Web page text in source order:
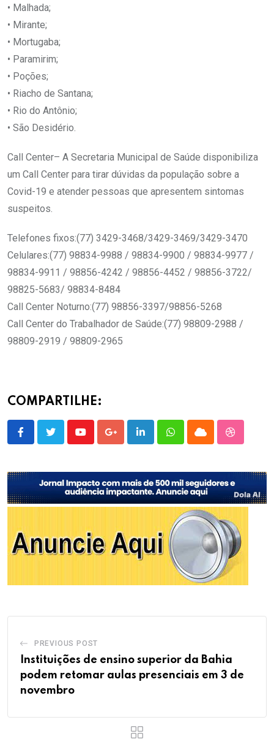
• Malhada;
• Mirante;
• Mortugaba;
• Paramirim;
• Poções;
• Riacho de Santana;
• Rio do Antônio;
• São Desidério.
Call Center– A Secretaria Municipal de Saúde disponibiliza
um Call Center para tirar dúvidas da população sobre a
Covid-19 e atender pessoas que apresentem sintomas
suspeitos.
Telefones fixos:(77) 3429-3468/3429-3469/3429-3470
Celulares:(77) 98834-9988 / 98834-9900 / 98834-9977 /
98834-9911 / 98856-4242 / 98856-4452 / 98856-3722/
98825-5683/ 98834-8484
Call Center Noturno:(77) 98856-3397/98856-5268
Call Center do Trabalhador de Saúde:(77) 98809-2988 /
98809-2919 / 98809-2965
COMPARTILHE:
YoutubeGoogle+LinkedInWhatsappCloud
PREVIOUS POST
Instituições de ensino superior da Bahia
podem retomar aulas presenciais em 3 de
novembro